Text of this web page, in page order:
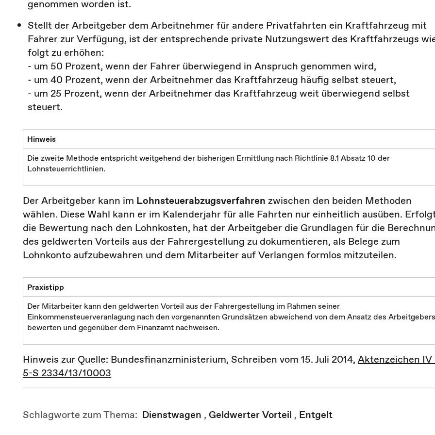
genommen worden ist.
Stellt der Arbeitgeber dem Arbeitnehmer für andere Privatfahrten ein Kraftfahrzeug mit
Fahrer zur Verfügung, ist der entsprechende private Nutzungswert des Kraftfahrzeugs
folgt zu erhöhen:
- um 50 Prozent, wenn der Fahrer überwiegend in Anspruch genommen wird,
- um 40 Prozent, wenn der Arbeitnehmer das Kraftfahrzeug häufig selbst steuert,
- um 25 Prozent, wenn der Arbeitnehmer das Kraftfahrzeug weit überwiegend selbst
steuert.
Hinweis
Die zweite Methode entspricht weitgehend der bisherigen Ermittlung nach Richtlinie 8.1 Absatz 10 der
Lohnsteuerrichtlinien.
Der Arbeitgeber kann im Lohnsteuerabzugsverfahren zwischen den beiden Methoden
wählen. Diese Wahl kann er im Kalenderjahr für alle Fahrten nur einheitlich ausüben.
die Bewertung nach den Lohnkosten, hat der Arbeitgeber die Grundlagen für die
des geldwerten Vorteils aus der Fahrergestellung zu dokumentieren, als Belege zum
Lohnkonto aufzubewahren und dem Mitarbeiter auf Verlangen formlos mitzuteilen.
Praxistipp
Der Mitarbeiter kann den geldwerten Vorteil aus der Fahrergestellung im Rahmen seiner
Einkommensteuerveranlagung nach den vorgenannten Grundsätzen abweichend von dem Ansatz des Arbeitgebers
bewerten und gegenüber dem Finanzamt nachweisen.
Hinweis zur Quelle: Bundesfinanzministerium, Schreiben vom 15. Juli 2014, Aktenzeichen IV
5-S 2334/13/10003
Schlagworte zum Thema: Dienstwagen , Geldwerter Vorteil , Entgelt